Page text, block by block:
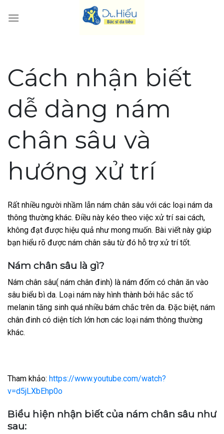
Cách nhận biết
dễ dàng nám
chân sâu và
hướng xử trí
Rất nhiều người nhầm lẫn nám chân sâu với các loại nám da
thông thường khác. Điều này kéo theo việc xử trí sai cách,
không đạt được hiệu quả như mong muốn. Bài viết này giúp
bạn hiểu rõ được nám chân sâu từ đó hỗ trợ xử trí tốt.
Nám chân sâu là gì?
Nám chân sâu( nám chân đinh) là nám đốm có chân ăn vào
sâu biểu bì da. Loại nám này hình thành bởi hắc sắc tố
melanin tăng sinh quá nhiều bám chắc trên da. Đặc biệt, nám
chân đinh có diện tích lớn hơn các loại nám thông thường
khác.
Tham khảo: https://www.youtube.com/watch?
v=d5jLXbEhp0o
Biểu hiện nhận biết của nám chân sâu như
sau: